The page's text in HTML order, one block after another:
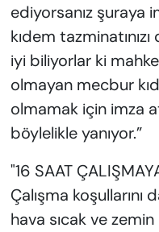
ediyorsanız şuraya
kıdem
iyi biliyorlar ki
olmayan mecbur
olmamak için imza
böylelikle yanıyor.”
"16 SAAT
Çalışma koşullarını
hava sıcak ve